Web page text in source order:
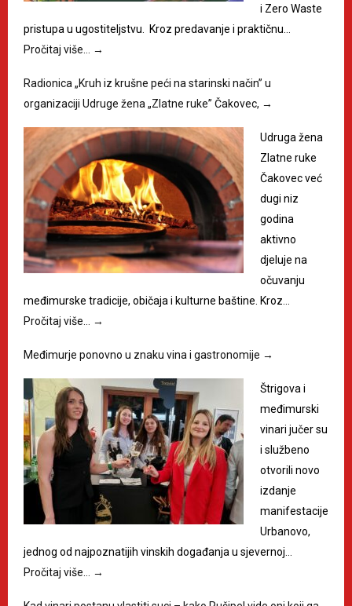
i Zero Waste
pristupa u ugostiteljstvu. Kroz predavanje i praktičnu…
Pročitaj više…
→
Radionica „Kruh iz krušne peći na starinski način” u
organizaciji Udruge žena „Zlatne ruke” Čakovec, →
Udruga žena
Zlatne ruke
Čakovec već
dugi niz
godina
aktivno
djeluje na
očuvanju
međimurske tradicije, običaja i kulturne baštine. Kroz…
Pročitaj više…
→
Međimurje ponovno u znaku vina i gastronomije →
Štrigova i
međimurski
vinari jučer su
i službeno
otvorili novo
izdanje
manifestacije
Urbanovo,
jednog od najpoznatijih vinskih događanja u sjevernoj…
Pročitaj više…
→